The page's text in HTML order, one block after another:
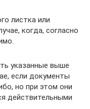
листка или
когда, согласно
указанные выше
если документы
но при этом они
действительными